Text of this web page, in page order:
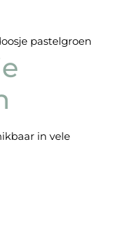
pastelgroen
in vele